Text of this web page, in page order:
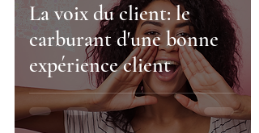
La voix du client: le
carburant d'une bonne
expérience client